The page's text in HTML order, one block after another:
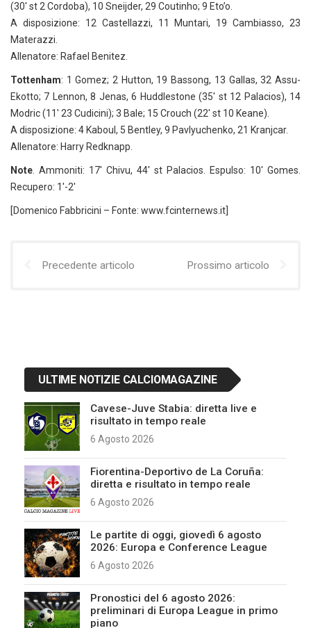
(30′ st 2 Cordoba), 10 Sneijder, 29 Coutinho; 9 Eto’o.
A disposizione: 12 Castellazzi, 11 Muntari, 19 Cambiasso, 23
Materazzi.
Allenatore: Rafael Benitez.
Tottenham: 1 Gomez; 2 Hutton, 19 Bassong, 13 Gallas, 32 Assu-
Ekotto; 7 Lennon, 8 Jenas, 6 Huddlestone (35′ st 12 Palacios), 14
Modric (11′ 23 Cudicini); 3 Bale; 15 Crouch (22′ st 10 Keane).
A disposizione: 4 Kaboul, 5 Bentley, 9 Pavlyuchenko, 21 Kranjcar.
Allenatore: Harry Redknapp.
Note . Ammoniti: 17′ Chivu, 44′ st Palacios. Espulso: 10′ Gomes.
Recupero: 1′-2′
[Domenico Fabbricini – Fonte: www.fcinternews.it]
Precedente articolo Prossimo articolo
ULTIME NOTIZIE CALCIOMAGAZINE
Cavese-Juve Stabia: diretta live e
risultato in tempo reale
6 Agosto 2026
Fiorentina-Deportivo de La Coruña:
diretta e risultato in tempo reale
6 Agosto 2026
Le partite di oggi, giovedì 6 agosto
2026: Europa e Conference League
6 Agosto 2026
Pronostici del 6 agosto 2026:
preliminari di Europa League in primo
piano